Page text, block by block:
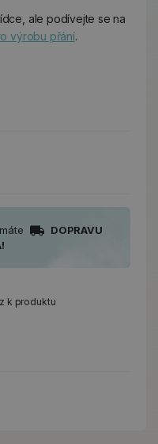
ale podívejte se na
výrobu přání.
DOPRAVU
k produktu